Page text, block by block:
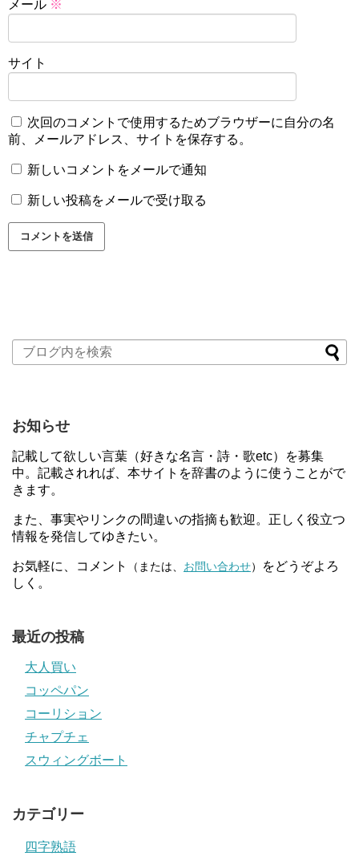
メール ※
サイト
次回のコメントで使用するためブラウザーに自分の名
前、メールアドレス、サイトを保存する。
新しいコメントをメールで通知
新しい投稿をメールで受け取る
お知らせ
記載して欲しい言葉（好きな名言・詩・歌etc）を募集
中。記載されれば、本サイトを辞書のように使うことがで
きます。
また、事実やリンクの間違いの指摘も歓迎。正しく役立つ
情報を発信してゆきたい。
お気軽に、コメント （または、 お問い合わせ）
をどうぞよろ
しく。
最近の投稿
大人買い
コッペパン
コーリション
チャプチェ
スウィングボート
カテゴリー
四字熟語